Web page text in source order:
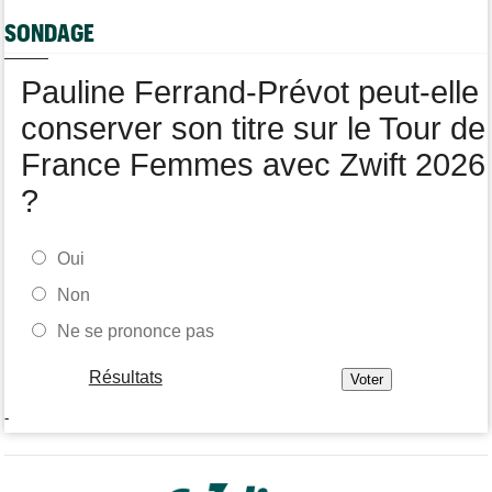
Kasia Niewiadoma fait coup double sur la 7e étape
Joao Almeida a abandonné après une nouvelle chute
SONDAGE
Pauline Ferrand-Prévot peut-elle
conserver son titre sur le Tour de
France Femmes avec Zwift 2026
?
Oui
Non
Ne se prononce pas
Résultats
-